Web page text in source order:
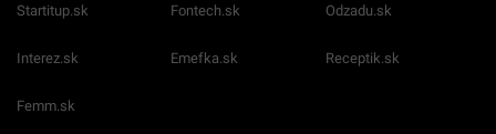
Startitup.sk Fontech.sk Odzadu.sk
Interez.sk Emefka.sk Receptik.sk
Femm.sk